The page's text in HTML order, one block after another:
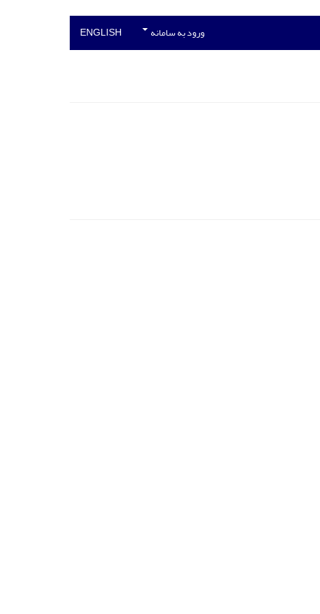
ورود به سامانه ENGLISH